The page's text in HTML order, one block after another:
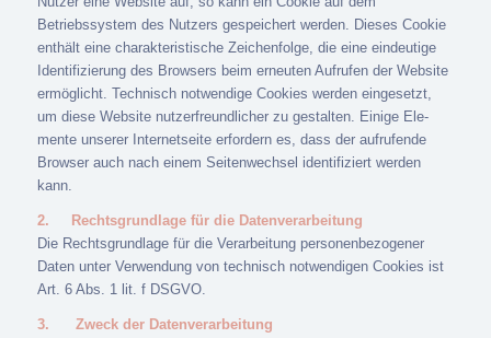
Betriebssystem des Nutzers gespeichert werden. Dieses Cookie
enthält eine charakteristische Zeichenfolge, die eine eindeutige
Identifizierung des Browsers beim erneuten Aufrufen der Website
ermöglicht. Technisch notwendige Cookies werden eingesetzt,
um diese Website nutzerfreundlicher zu gestalten. Einige Ele-
mente unserer Internetseite erfordern es, dass der aufrufende
Browser auch nach einem Seitenwechsel identifiziert werden
kann.
2.
Rechtsgrundlage für die Datenverarbeitung
Die Rechtsgrundlage für die Verarbeitung personenbezogener
Daten unter Verwendung von technisch notwendigen Cookies ist
Art. 6 Abs. 1 lit. f DSGVO.
3.
Zweck der Datenverarbeitung